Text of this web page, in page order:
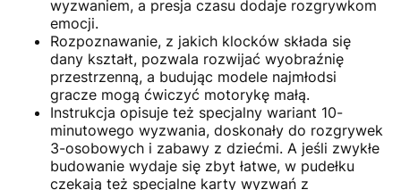
wyzwaniem, a presja czasu dodaje rozgrywkom
emocji.
Rozpoznawanie, z jakich klocków składa się
dany kształt, pozwala rozwijać wyobraźnię
przestrzenną, a budując modele najmłodsi
gracze mogą ćwiczyć motorykę małą.
Instrukcja opisuje też specjalny wariant 10-
minutowego wyzwania, doskonały do rozgrywek
3-osobowych i zabawy z dziećmi. A jeśli zwykłe
budowanie wydaje się zbyt łatwe, w pudełku
czekają też specjalne karty wyzwań z